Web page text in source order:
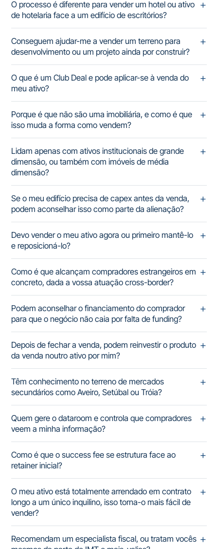
O processo é diferente para vender um hotel ou ativo
de hotelaria face a um edifício de escritórios?
Conseguem ajudar-me a vender um terreno para
desenvolvimento ou um projeto ainda por construir?
O que é um Club Deal e pode aplicar-se à venda do
meu ativo?
Porque é que não são uma imobiliária, e como é que
isso muda a forma como vendem?
Lidam apenas com ativos institucionais de grande
dimensão, ou também com imóveis de média
dimensão?
Se o meu edifício precisa de capex antes da venda,
podem aconselhar isso como parte da alienação?
Devo vender o meu ativo agora ou primeiro mantê-lo
e reposicioná-lo?
Como é que alcançam compradores estrangeiros em
concreto, dada a vossa atuação cross-border?
Podem aconselhar o financiamento do comprador
para que o negócio não caia por falta de funding?
Depois de fechar a venda, podem reinvestir o produto
da venda noutro ativo por mim?
Têm conhecimento no terreno de mercados
secundários como Aveiro, Setúbal ou Tróia?
Quem gere o dataroom e controla que compradores
veem a minha informação?
Como é que o success fee se estrutura face ao
retainer inicial?
O meu ativo está totalmente arrendado em contrato
longo a um único inquilino, isso torna-o mais fácil de
vender?
Recomendam um especialista fiscal, ou tratam vocês